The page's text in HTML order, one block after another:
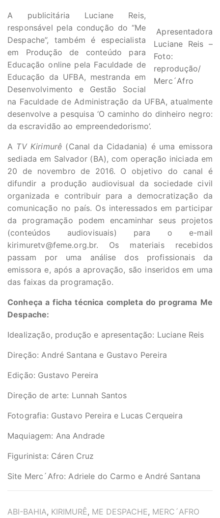
Apresentadora
Luciane Reis –
Foto:
reprodução/
Merc´Afro
A publicitária Luciane Reis,
responsável pela condução do “Me
Despache”, também é especialista
em Produção de conteúdo para
Educação online pela Faculdade de
Educação da UFBA, mestranda em
Desenvolvimento e Gestão Social
na Faculdade de Administração da UFBA, atualmente
desenvolve a pesquisa ‘O caminho do dinheiro negro:
da escravidão ao empreendedorismo’.
A TV Kirimurê (Canal da Cidadania) é uma emissora
sediada em Salvador (BA), com operação iniciada em
20 de novembro de 2016. O objetivo do canal é
difundir a produção audiovisual da sociedade civil
organizada e contribuir para a democratização da
comunicação no país. Os interessados em participar
da programação podem encaminhar seus projetos
(conteúdos audiovisuais) para o e-mail
kirimuretv@feme.org.br. Os materiais recebidos
passam por uma análise dos profissionais da
emissora e, após a aprovação, são inseridos em uma
das faixas da programação.
Conheça a ficha técnica completa do programa Me
Despache:
Idealização, produção e apresentação: Luciane Reis
Direção: André Santana e Gustavo Pereira
Edição: Gustavo Pereira
Direção de arte: Lunnah Santos
Fotografia: Gustavo Pereira e Lucas Cerqueira
Maquiagem: Ana Andrade
Figurinista: Cáren Cruz
Site Merc´Afro: Adriele do Carmo e André Santana
TAGS
ABI-BAHIA, KIRIMURÊ, ME DESPACHE, MERC´AFRO